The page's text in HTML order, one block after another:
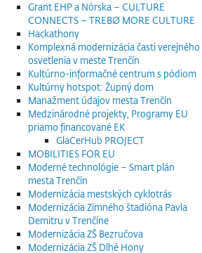
Grant EHP a Nórska – CULTURE
CONNECTS – TREBØ MORE CULTURE
Hackathony
Komplexná modernizácia časti verejného
osvetlenia v meste Trenčín
Kultúrno-informačné centrum s pódiom
Kultúrny hotspot: Župný dom
Manažment údajov mesta Trenčín
Medzinárodné projekty, Programy EU
priamo financované EK
GlaCerHub PROJECT
MOBILITIES FOR EU
Moderné technológie – Smart plán
mesta Trenčín
Modernizácia mestských cyklotrás
Modernizácia Zimného štadióna Pavla
Demitru v Trenčíne
Modernizácia ZŠ Bezručova
Modernizácia ZŠ Dlhé Hony